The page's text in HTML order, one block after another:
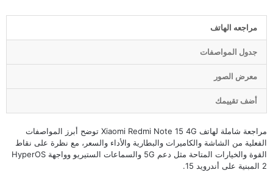
مراجعه الهاتف
جدول المواصفات
معرض الصور
أضف تقييمك
مراجعة شاملة لهاتف Xiaomi Redmi Note 15 4G توضح أبرز المواصفات
الفعلية من الشاشة والكاميرات والبطارية والأداء والسعر، مع نظرة على نقاط
القوة والخيارات المتاحة مثل دعم 5G والسماعات الستيريو وواجهة HyperOS
2 المبنية على أندرويد 15.